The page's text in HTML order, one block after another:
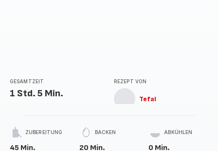
GESAMTZEIT
1 Std. 5 Min.
REZEPT VON
Tefal
ZUBEREITUNG
45 Min.
BACKEN
20 Min.
ABKÜHLEN
0 Min.